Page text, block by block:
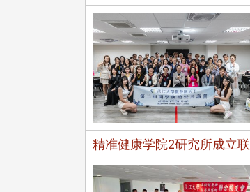
精准健康学院2研究所成立
头版 热门焦